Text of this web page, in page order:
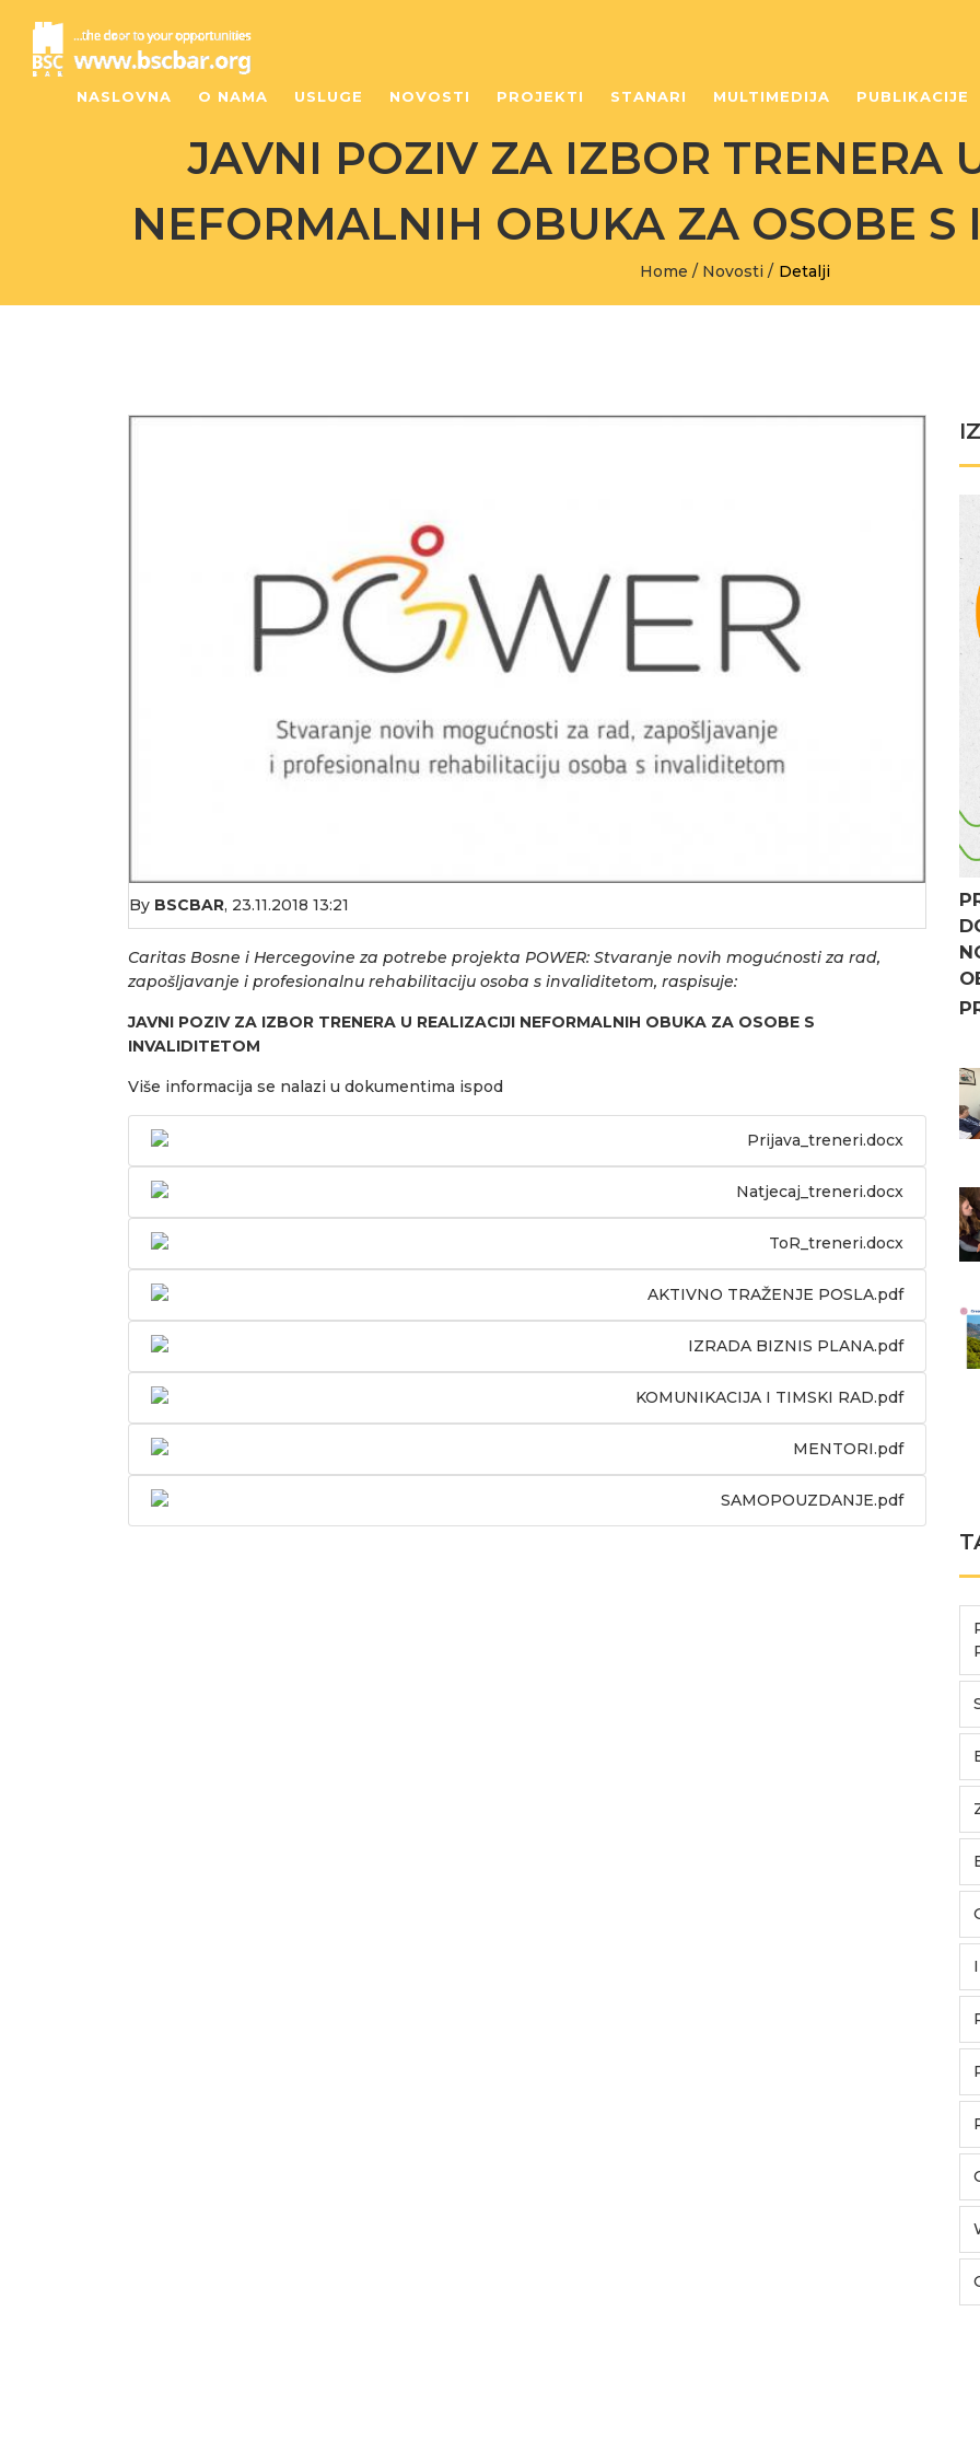
NASLOVNA O NAMA USLUGE NOVOSTI PROJEKTI STANARI MULTIMEDIJA PUBLIKACIJE
JAVNI POZIV ZA IZBOR TRENERA
NEFORMALNIH OBUKA ZA OSOBE
Home / Novosti / Detalji
By BSCBAR, 23.11.2018 13:21
Caritas Bosne i Hercegovine za potrebe projekta POWER: Stvaranje novih mogućnosti za rad,
zapošljavanje i profesionalnu rehabilitaciju osoba s invaliditetom, raspisuje:
JAVNI POZIV ZA IZBOR TRENERA U REALIZACIJI NEFORMALNIH OBUKA ZA OSOBE S
INVALIDITETOM
Više informacija se nalazi u dokumentima ispod
Prijava_treneri.docx
Natjecaj_treneri.docx
ToR_treneri.docx
AKTIVNO TRAŽENJE POSLA.pdf
IZRADA BIZNIS PLANA.pdf
KOMUNIKACIJA I TIMSKI RAD.pdf
MENTORI.pdf
SAMOPOUZDANJE.pdf